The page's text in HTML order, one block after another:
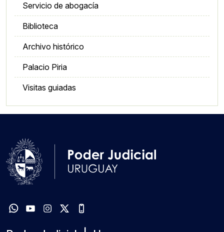
Servicio de abogacía
Biblioteca
Archivo histórico
Palacio Piria
Visitas guiadas